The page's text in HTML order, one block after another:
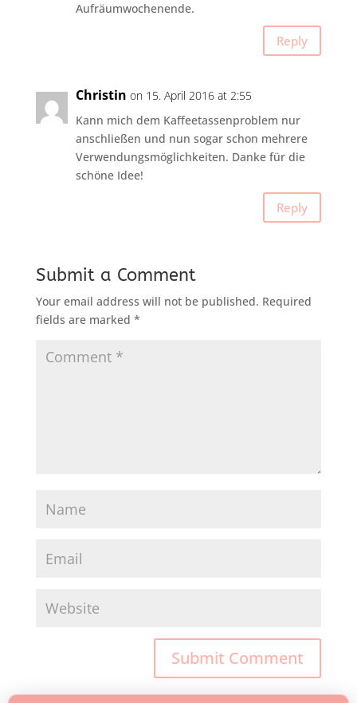
Aufräumwochenende.
Reply
Christin on 15. April 2016 at 2:55
Kann mich dem Kaffeetassenproblem nur
anschließen und nun sogar schon mehrere
Verwendungsmöglichkeiten. Danke für die
schöne Idee!
Reply
Submit a Comment
Your email address will not be published. Required
fields are marked *